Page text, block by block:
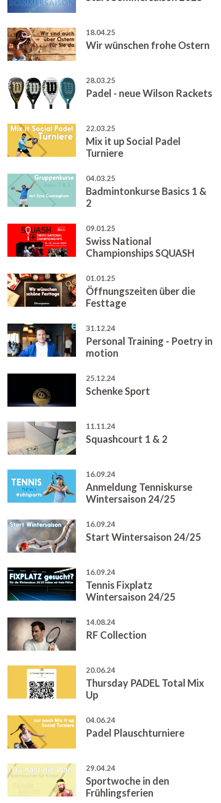
18.04.25
Wir wünschen frohe Ostern
28.03.25
Padel - neue Wilson Rackets
22.03.25
Mix it up Social Padel
Turniere
04.03.25
Badmintonkurse Basics 1 &
2
09.01.25
Swiss National
Championships SQUASH
01.01.25
Öffnungszeiten über die
Festtage
31.12.24
Personal Training - Poetry in
motion
25.12.24
Schenke Sport
11.11.24
Squashcourt 1 & 2
16.09.24
Anmeldung Tenniskurse
Wintersaison 24/25
16.09.24
Start Wintersaison 24/25
16.09.24
Tennis Fixplatz
Wintersaison 24/25
14.08.24
RF Collection
20.06.24
Thursday PADEL Total Mix
Up
04.06.24
Padel Plauschturniere
29.04.24
Sportwoche in den
Frühlingsferien